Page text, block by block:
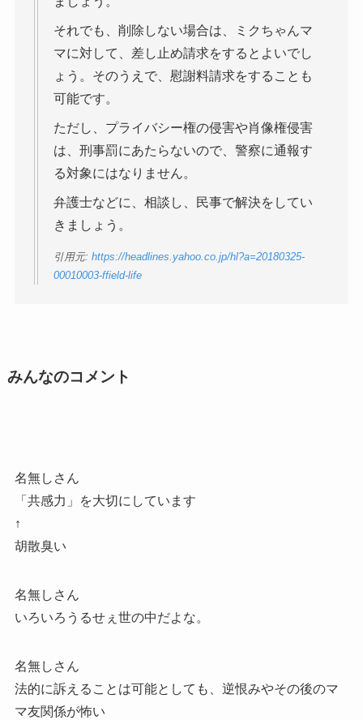
それでも、削除しない場合は、ミクちゃんマ
マに対して、差し止め請求をするとよいでし
ょう。そのうえで、慰謝料請求をすることも
可能です。
ただし、プライバシー権の侵害や肖像権侵害
は、刑事罰にあたらないので、警察に通報す
る対象にはなりません。
弁護士などに、相談し、民事で解決をしてい
きましょう。
引用元: https://headlines.yahoo.co.jp/hl?a=20180325-
00010003-ffield-life
みんなのコメント
名無しさん
「共感力」を大切にしています
↑
胡散臭い
名無しさん
いろいろうるせぇ世の中だよな。
名無しさん
法的に訴えることは可能としても、逆恨みやその後のマ
マ友関係が怖い